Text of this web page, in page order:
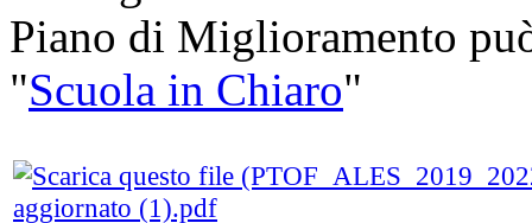
Piano di Miglioramento
"Scuola in Chiaro"
aggiornato (1).pdf